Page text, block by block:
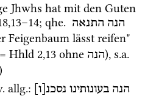
Jhwhs hat mit den Guten
,13–14; qhe. הנה התנאה
Hhld 2,13 ohne הנה), s.a.
allg.: הנה בעונותינו נסכנ[ו]